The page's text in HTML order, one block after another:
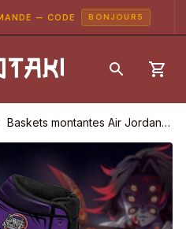
— CODE BONJOUR5
Baskets montantes Air Jordan
Kokushibou – Chaussures
montantes Demon Slayer